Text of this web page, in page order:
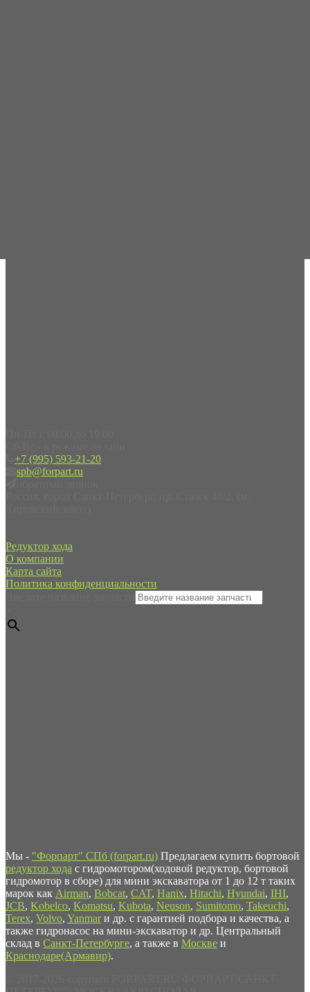
+7 (995) 593-21-20
spb@forpart.ru
Редуктор хода
О компании
Карта сайта
Политика конфиденциальности
Мы - "Форпарт" СПб (forpart.ru) Предлагаем купить бортовой
редуктор хода с гидромотором(ходовой редуктор, бортовой
гидромотор в сборе) для мини экскаватора от 1 до 12 т таких
марок как Airman, Bobcat, CAT, Hanix, Hitachi, Hyundai, IHI,
JCB, Kobelco, Komatsu, Kubota, Neuson, Sumitomo, Takeuchi,
Terex, Volvo, Yanmar и др. с гарантией подбора и качества, а
также гидронасос на мини-экскаватор и др. Центральный
склад в Санкт-Петербурге, а также в Москве и
Краснодаре(Армавир).